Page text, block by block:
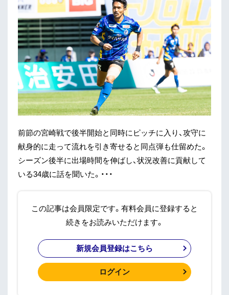
前節の宮崎戦で後半開始と同時にピッチに入り、攻守に
献身的に走って流れを引き寄せると同点弾も仕留めた。
シーズン後半に出場時間を伸ばし、状況改善に貢献して
いる34歳に話を聞いた。・・・
この記事は会員限定です。有料会員に登録すると
続きをお読みいただけます。
新規会員登録はこちら
ログイン